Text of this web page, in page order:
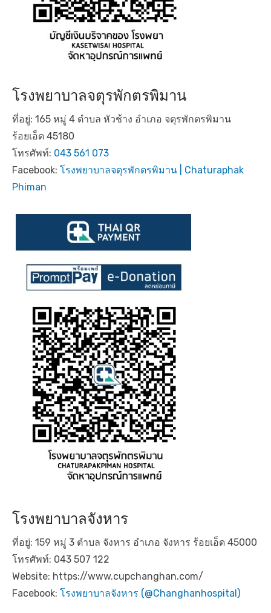
โรงพยาบาลจตุรพักตรพิมาน
ที่อยู่: 165 หมู่ 4 ตำบล หัวช้าง อำเภอ จตุรพักตรพิมาน
ร้อยเอ็ด 45180
โทรศัพท์: 043 561 073
Facebook: โรงพยาบาลจตุรพักตรพิมาน | Chaturaphak
Phiman
โรงพยาบาลจังหาร
ที่อยู่: 159 หมู่ 3 ตำบล จังหาร อำเภอ จังหาร ร้อยเอ็ด 45000
โทรศัพท์: 043 507 122
Website: https://www.cupchanghan.com/
Facebook: โรงพยาบาลจังหาร (@Changhanhospital)